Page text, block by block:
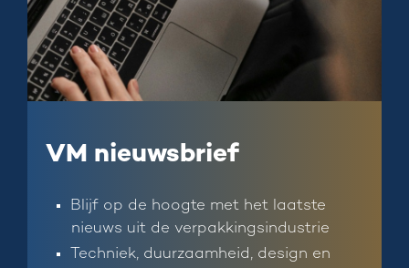
VM nieuwsbrief
Blijf op de hoogte met het laatste
nieuws uit de verpakkingsindustrie
Techniek, duurzaamheid, design en